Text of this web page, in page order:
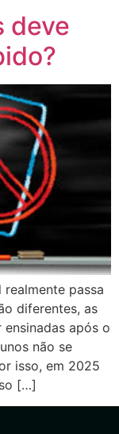
deve
passa
diferentes, as
após o
não se
isso, em 2025
[…]